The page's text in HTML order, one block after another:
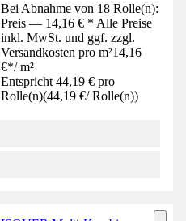
Bei Abnahme von 18 Rolle(n):
Preis — 14,16 € * Alle Preise
inkl. MwSt. und ggf. zzgl.
Versandkosten pro m²14,16
€*/ m²
Entspricht 44,19 € pro
Rolle(n)(44,19 €/ Rolle(n))